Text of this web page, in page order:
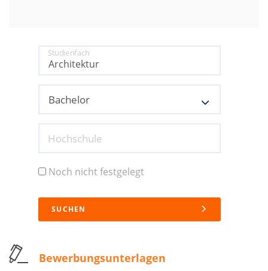
Studienfach
Hochschule
Noch nicht festgelegt
SUCHEN
Bewerbungsunterlagen